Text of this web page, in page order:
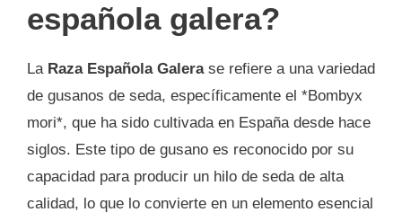
española galera?
La Raza Española Galerase refiere a una variedad
de gusanos de seda, específicamente el *Bombyx
mori*, que ha sido cultivada en España desde hace
siglos. Este tipo de gusano es reconocido por su
capacidad para producir un hilo de seda de alta
calidad, lo que lo convierte en un elemento esencial